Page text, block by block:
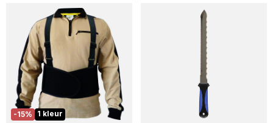
-15% 1 kleur